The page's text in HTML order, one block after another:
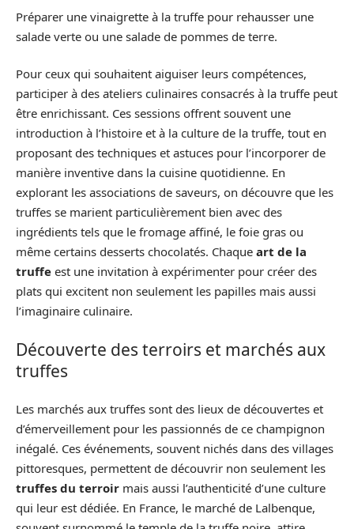
Préparer une vinaigrette à la truffe pour rehausser une
salade verte ou une salade de pommes de terre.
Pour ceux qui souhaitent aiguiser leurs compétences,
participer à des ateliers culinaires consacrés à la truffe peut
être enrichissant. Ces sessions offrent souvent une
introduction à l’histoire et à la culture de la truffe, tout en
proposant des techniques et astuces pour l’incorporer de
manière inventive dans la cuisine quotidienne. En
explorant les associations de saveurs, on découvre que les
truffes se marient particulièrement bien avec des
ingrédients tels que le fromage affiné, le foie gras ou
même certains desserts chocolatés. Chaque art de la
truffe est une invitation à expérimenter pour créer des
plats qui excitent non seulement les papilles mais aussi
l’imaginaire culinaire.
Découverte des terroirs et marchés aux
truffes
Les marchés aux truffes sont des lieux de découvertes et
d’émerveillement pour les passionnés de ce champignon
inégalé. Ces événements, souvent nichés dans des villages
pittoresques, permettent de découvrir non seulement les
truffes du terroir mais aussi l’authenticité d’une culture
qui leur est dédiée. En France, le marché de Lalbenque,